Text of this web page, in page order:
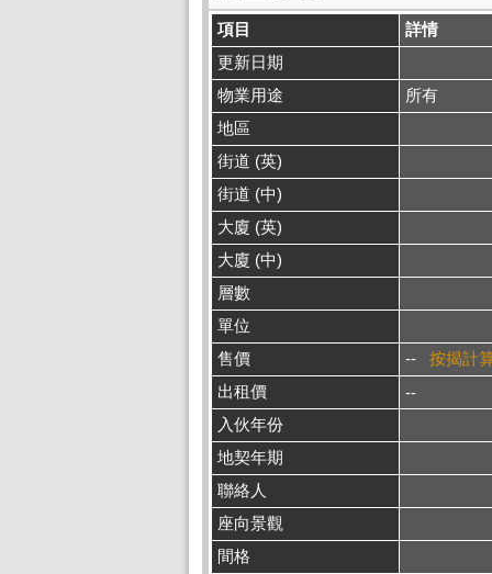
項目
詳情
更新日期
物業用途
所有
地區
街道 (英)
街道 (中)
大廈 (英)
大廈 (中)
層數
單位
售價
-- 按揭計
出租價
--
入伙年份
地契年期
聯絡人
座向景觀
間格